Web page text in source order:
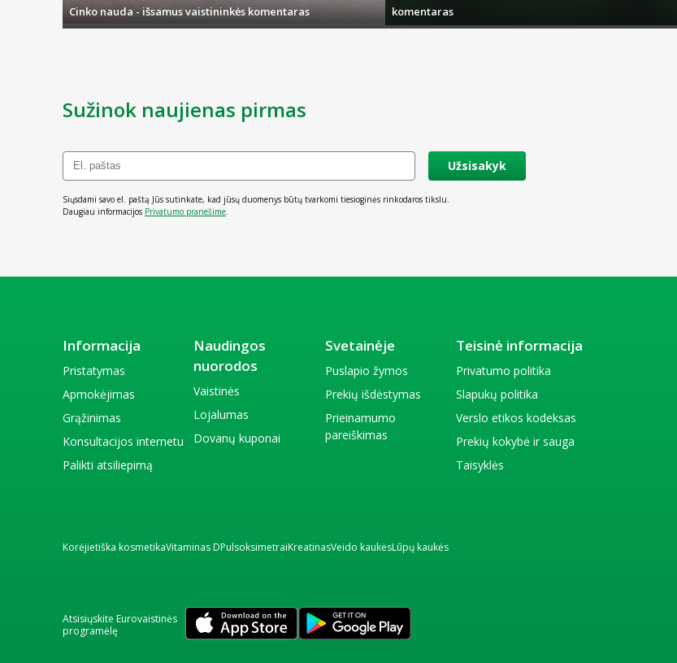
Cinko nauda - išsamus vaistininkės komentaras
komentaras
Sužinok naujienas pirmas
Užsisakyk
Siųsdami savo el. paštą Jūs sutinkate, kad jūsų duomenys būtų tvarkomi tiesioginės rinkodaros tikslu.
Daugiau informacijos Privatumo pranešime
Informacija
Pristatymas
Apmokėjimas
Grąžinimas
Konsultacijos internetu
Palikti atsiliepimą
Naudingos
nuorodos
Vaistinės
Lojalumas
Dovanų kuponai
Svetainėje
Puslapio žymos
Prekių išdėstymas
Prieinamumo
pareiškimas
Teisinė informacija
Privatumo politika
Slapukų politika
Verslo etikos kodeksas
Prekių kokybė ir sauga
Taisyklės
Korėjietiška kosmetikaVitaminas DPulsoksimetraiKreatinasVeido kaukėsLūpų kaukės
Atsisiųskite Eurovaistinės
programėlę